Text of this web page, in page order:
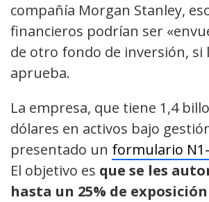
compañía Morgan Stanley,
financieros podrían ser
de otro fondo de inversión, si
aprueba.
La empresa, que tiene 1,4
dólares en activos bajo
presentado un formulario
El objetivo es que se les
hasta un 25% de exposición